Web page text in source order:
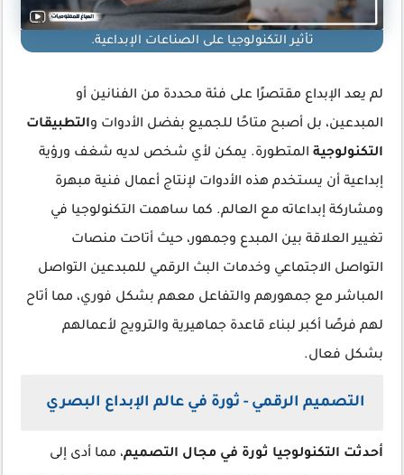
تأثير التكنولوجيا على الصناعات الإبداعية.
لم يعد الإبداع مقتصرًا على فئة محددة من الفنانين أو
المبدعين، بل أصبح متاحًا للجميع بفضل الأدوات والتطبيقات
التكنولوجية المتطورة. يمكن لأي شخص لديه شغف ورؤية
إبداعية أن يستخدم هذه الأدوات لإنتاج أعمال فنية مبهرة
ومشاركة إبداعاته مع العالم. كما ساهمت التكنولوجيا في
تغيير العلاقة بين المبدع وجمهور، حيث أتاحت منصات
التواصل الاجتماعي وخدمات البث الرقمي للمبدعين التواصل
المباشر مع جمهورهم والتفاعل معهم بشكل فوري، مما أتاح
لهم فرصًا أكبر لبناء قاعدة جماهيرية والترويج لأعمالهم
بشكل فعال.
التصميم الرقمي - ثورة في عالم الإبداع البصري
أحدثت التكنولوجيا ثورة في مجال التصميم، مما أدى إلى